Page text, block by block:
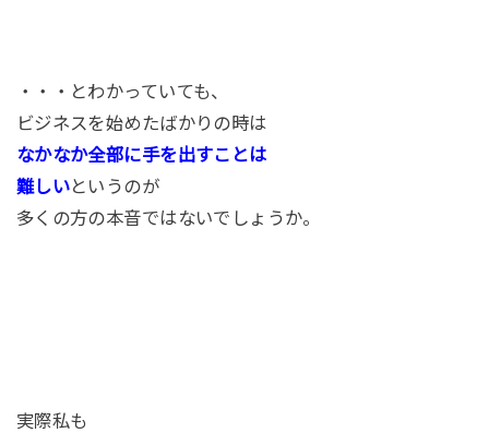
・・・とわかっていても、
ビジネスを始めたばかりの時は
なかなか全部に手を出すことは
難しいというのが
多くの方の本音ではないでしょうか。
実際私も